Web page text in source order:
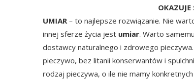
OKAZUJE
UMIAR– to najlepsze rozwiązanie. Nie
innej sferze życia jest umiar. Warto
dostawcy naturalnego i zdrowego pieczywa.
pieczywo, bez litanii konserwantów i
rodzaj pieczywa, o ile nie mamy